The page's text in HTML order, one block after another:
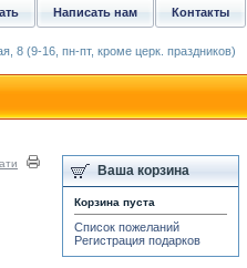
Ваша корзина
Корзина пуста
Список пожеланий
Регистрация подарков
Контакты
Написать нам
8 (9-16, пн-пт, кроме церк. праздников)